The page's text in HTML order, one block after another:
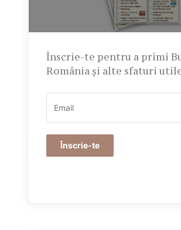
Înscrie-te pentru a primi
România și alte sfaturi
Înscrie-te